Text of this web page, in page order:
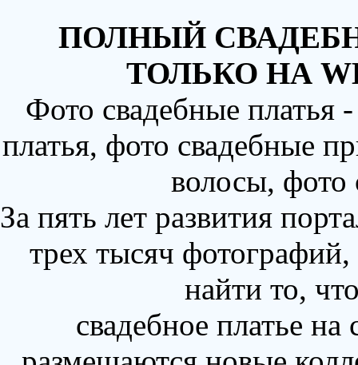
ПОЛНЫЙ
ТОЛЬКО НА
Фото свадебные
платья, фото свадебные
волосы,
За пять лет развития
трех тысяч
найти то,
свадебное платье